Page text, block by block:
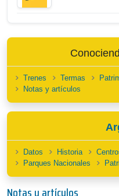
Trenes Termas
Notas y artículos
Datos Historia
Parques Nacionales